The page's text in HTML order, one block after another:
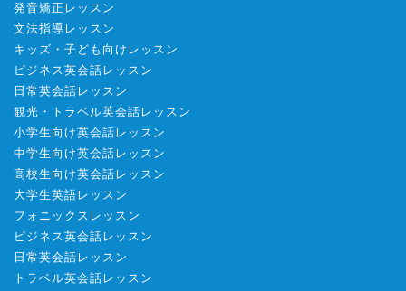
発音矯正レッスン
文法指導レッスン
キッズ・子ども向けレッスン
ビジネス英会話レッスン
日常英会話レッスン
観光・トラベル英会話レッスン
小学生向け英会話レッスン
中学生向け英会話レッスン
高校生向け英会話レッスン
大学生英語レッスン
フォニックスレッスン
ビジネス英会話レッスン
日常英会話レッスン
トラベル英会話レッスン